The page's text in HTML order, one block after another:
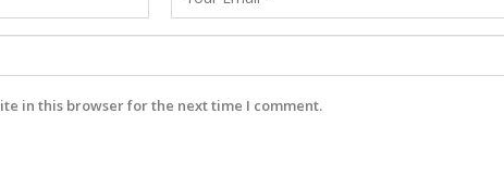
in this browser for the next time I comment.